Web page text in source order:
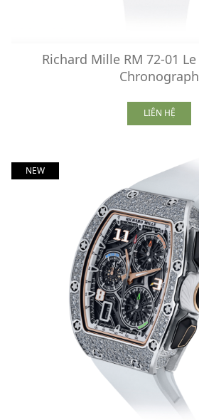
Richard Mille RM 72-01
Chronograph
LIÊN HỆ
NEW